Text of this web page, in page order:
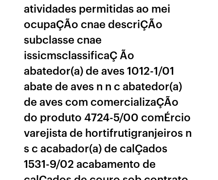
atividades permitidas ao mei
ocupaÇÃo cnae descriÇÃo
subclasse cnae
issicmsclassificaÇ Ão
abatedor(a) de aves 1012-1/01
abate de aves n n c abatedor(a)
de aves com comercializaÇÃo
do produto 4724-5/00 comÉrcio
varejista de hortifrutigranjeiros n
s c acabador(a) de calÇados
1531-9/02 acabamento de